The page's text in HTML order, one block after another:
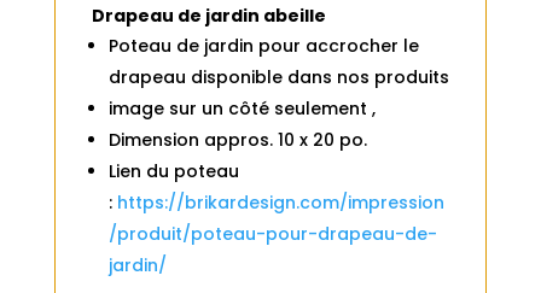
Drapeau de jardin abeille
Poteau de jardin pour accrocher le
drapeau disponible dans nos produits
image sur un côté seulement ,
Dimension appros. 10 x 20 po.
Lien du poteau
: https://brikardesign.com/impression
/produit/poteau-pour-drapeau-de-
jardin/